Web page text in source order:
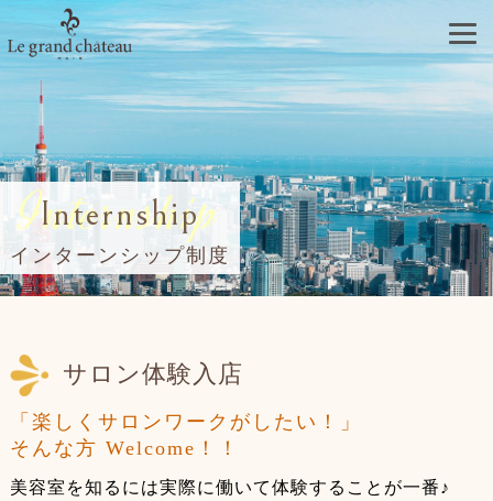
Internship
Internship
インターンシップ制度
サロン体験入店
「楽しくサロンワークがしたい！」
そんな方 Welcome！！
美容室を知るには実際に働いて体験することが一番♪